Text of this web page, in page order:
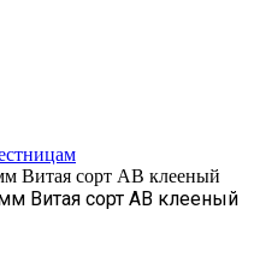
Витая сорт АВ клееный
Витая сорт АВ клееный